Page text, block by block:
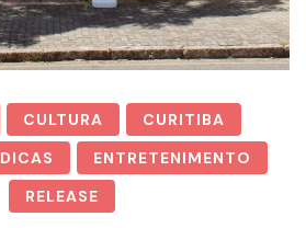
CULTURA
CURITIBA
DICAS
ENTRETENIMENTO
RELEASE